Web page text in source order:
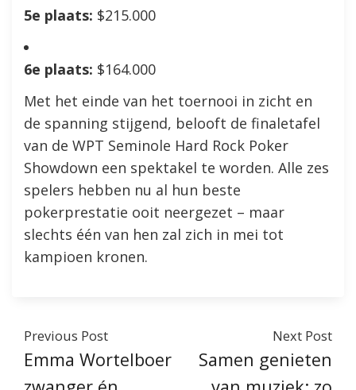
5e plaats: $215.000
6e plaats: $164.000
Met het einde van het toernooi in zicht en
de spanning stijgend, belooft de finaletafel
van de WPT Seminole Hard Rock Poker
Showdown een spektakel te worden. Alle zes
spelers hebben nu al hun beste
pokerprestatie ooit neergezet – maar
slechts één van hen zal zich in mei tot
kampioen kronen.
Previous Post
Emma Wortelboer
Next Post
Samen genieten